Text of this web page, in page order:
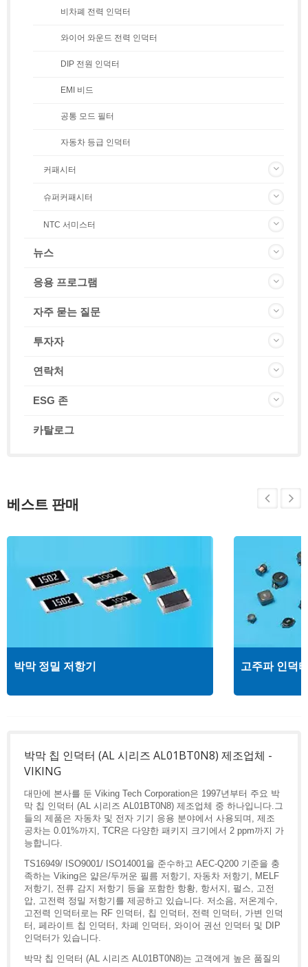
비차폐 전력 인덕터
와이어 와운드 전력 인덕터
DIP 전원 인덕터
EMI 비드
공통 모드 필터
자동차 등급 인덕터
커패시터
슈퍼커패시터
NTC 서미스터
뉴스
응용 프로그램
자주 묻는 질문
투자자
연락처
ESG 존
카탈로그
베스트 판매
박막 정밀 저항기 고주파 인덕
박막 칩 인덕터 (AL 시리즈 AL01BT0N8) 제조업체 -
VIKING
대만에 본사를 둔 Viking Tech Corporation은 1997년부터 주요 박
막 칩 인덕터 (AL 시리즈 AL01BT0N8) 제조업체 중 하나입니다.그
들의 제품은 자동차 및 전자 기기 응용 분야에서 사용되며, 제조
공차는 0.01%까지, TCR은 다양한 패키지 크기에서 2 ppm까지 가
능합니다.
TS16949/ ISO9001/ ISO14001을 준수하고 AEC-Q200 기준을 충
족하는 Viking은 얇은/두꺼운 필름 저항기, 자동차 저항기, MELF
저항기, 전류 감지 저항기 등을 포함한 항황, 항서지, 펄스, 고전
압, 고전력 정밀 저항기를 제공하고 있습니다. 저소음, 저온계수,
고전력 인덕터로는 RF 인덕터, 칩 인덕터, 전력 인덕터, 가변 인덕
터, 페라이트 칩 인덕터, 차폐 인덕터, 와이어 권선 인덕터 및 DIP
인덕터가 있습니다.
박막 칩 인덕터 (AL 시리즈 AL01BT0N8)는 고객에게 높은 품질의